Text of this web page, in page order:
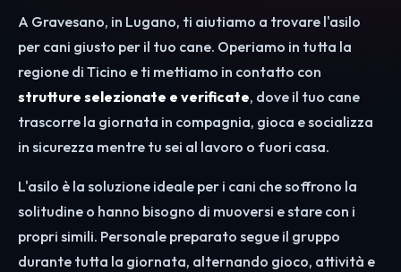
A Gravesano, in Lugano, ti aiutiamo a trovare l'asilo
per cani giusto per il tuo cane. Operiamo in tutta la
regione di Ticino e ti mettiamo in contatto con
strutture selezionate e verificate, dove il tuo cane
trascorre la giornata in compagnia, gioca e socializza
in sicurezza mentre tu sei al lavoro o fuori casa.
L'asilo è la soluzione ideale per i cani che soffrono la
solitudine o hanno bisogno di muoversi e stare con i
propri simili. Personale preparato segue il gruppo
durante tutta la giornata, alternando gioco, attività e